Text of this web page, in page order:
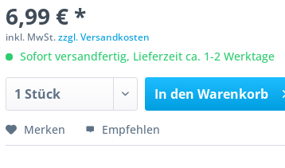
6,99 € *
inkl. MwSt.zzgl. Versandkosten
Sofort versandfertig, Lieferzeit ca. 1-2 Werktage
In den Warenkorb
Merken Empfehlen